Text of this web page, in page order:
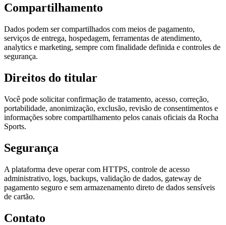
Compartilhamento
Dados podem ser compartilhados com meios de pagamento,
serviços de entrega, hospedagem, ferramentas de atendimento,
analytics e marketing, sempre com finalidade definida e controles de
segurança.
Direitos do titular
Você pode solicitar confirmação de tratamento, acesso, correção,
portabilidade, anonimização, exclusão, revisão de consentimentos e
informações sobre compartilhamento pelos canais oficiais da Rocha
Sports.
Segurança
A plataforma deve operar com HTTPS, controle de acesso
administrativo, logs, backups, validação de dados, gateway de
pagamento seguro e sem armazenamento direto de dados sensíveis
de cartão.
Contato